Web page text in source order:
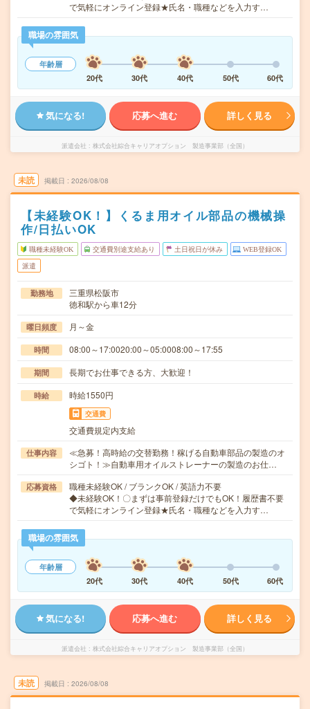
で気軽にオンライン登録★氏名・職種などを入力す…
職場の雰囲気
年齢層
20代
30代 40代 50代 60代
気になる! 応募へ進む 詳しく見る
派遣会社 株式会社綜合キャリアオプション 製造事業部（全国）
未読 掲載日 2026/08/08
【未経験OK！】くるま用オイル部品の機械操
作/日払いOK
職種未経験OK 交通費別途支給あり 土日祝日が休み WEB登録OK
派遣
勤務地
三重県松阪市
徳和駅から車12分
曜日頻度 月～金
時間 08:00～17:0020:00～05:0008:00～17:55
期間 長期でお仕事できる方、大歓迎！
時給 時給1550円
交通費
交通費規定内支給
仕事内容
≪急募！高時給の交替勤務！稼げる自動車部品の製造のオ
シゴト！≫自動車用オイルストレーナーの製造のお仕…
応募資格
職種未経験OK / ブランクOK / 英語力不要
◆未経験OK！〇まずは事前登録だけでもOK！履歴書不要
で気軽にオンライン登録★氏名・職種などを入力す…
職場の雰囲気
年齢層
20代
30代 40代 50代 60代
気になる! 応募へ進む 詳しく見る
派遣会社 株式会社綜合キャリアオプション 製造事業部（全国）
未読 掲載日 2026/08/08